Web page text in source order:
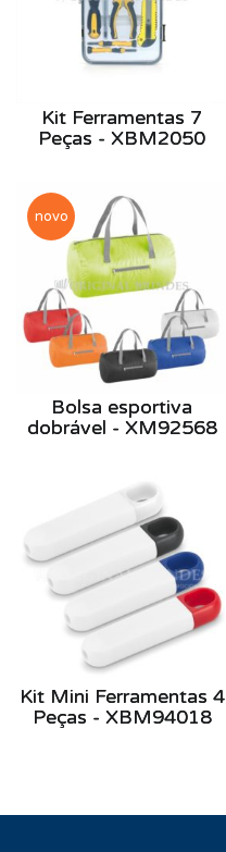
Kit Ferramentas 7
Peças - XBM2050
novo
Bolsa esportiva
dobrável - XM92568
Kit Mini Ferramentas 4
Peças - XBM94018